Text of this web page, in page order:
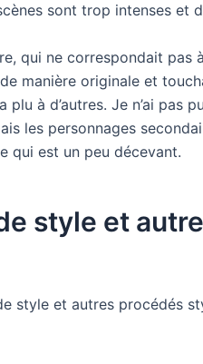
sont trop intenses et
qui ne correspondait pas
manière originale et
à d’autres. Je n’ai pas
les personnages
qui est un peu décevant.
style et
style et autres procédés